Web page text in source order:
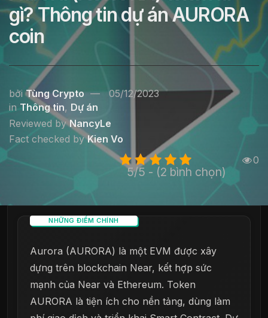
gì? Thông tin dự án AURORA
coin
bởi Tùng Crypto
05/12/2023
in Thông tin, Dự án
Reviewed by NancyLe
Fact checked by Kien Vo
5/5 - (2 bình chọn)
0
NHỮNG ĐIỂM CHÍNH
Aurora (AURORA) là một EVM được xây
dựng trên blockchain Near, kết hợp sức
mạnh của Near và Ethereum. Token
AURORA là tiện ích cho nền tảng, dùng làm